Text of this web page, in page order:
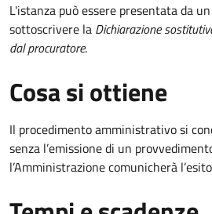
L'istanza può essere presentata da
sottoscrivere la Dichiarazione
dal procuratore.
Cosa si ottiene
Il procedimento amministrativo si
senza l’emissione di un
l’Amministrazione comunicherà